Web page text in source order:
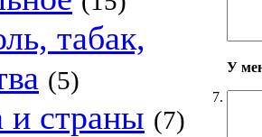
табак,
(5)
и страны (7)
7.
У